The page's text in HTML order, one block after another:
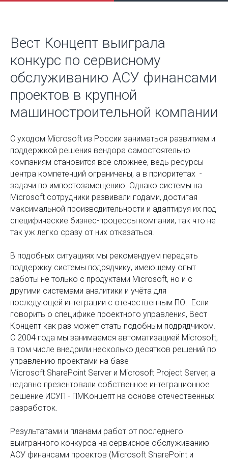
Вест Концепт выиграла
конкурс по сервисному
обслуживанию АСУ финансами
проектов в крупной
машиностроительной компании
С уходом Microsoft из России заниматься развитием и
поддержкой решения вендора самостоятельно
компаниям становится всё сложнее, ведь ресурсы
центра компетенций ограничены, а в приоритетах -
задачи по импортозамещению. Однако системы на
Microsoft сотрудники развивали годами, достигая
максимальной производительности и адаптируя их под
специфические бизнес-процессы компании, так что не
так уж легко сразу от них отказаться.
В подобных ситуациях мы рекомендуем передать
поддержку системы подрядчику, имеющему опыт
работы не только с продуктами Microsoft, но и с
другими системами аналитики и учёта для
последующей интеграции с отечественным ПО. Если
говорить о специфике проектного управления, Вест
Концепт как раз может стать подобным подрядчиком.
С 2004 года мы занимаемся автоматизацией Microsoft,
в том числе внедрили несколько десятков решений по
управлению проектами на базе
Microsoft SharePoint Server и Microsoft Project Server, а
недавно презентовали собственное интеграционное
решение ИСУП - ПМКонцепт на основе отечественных
разработок.
Результатами и планами работ от последнего
выигранного конкурса на сервисное обслуживанию
АСУ финансами проектов (Microsoft SharePoint и